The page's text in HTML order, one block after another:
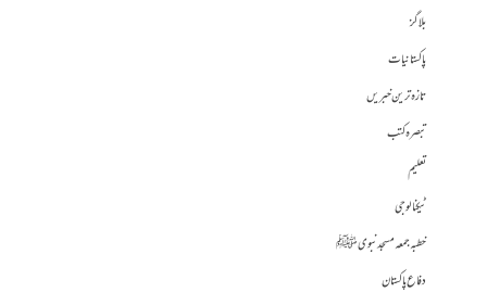
بلاگز
پاکستانیات
تازہ ترین خبریں
تبصرہ کتب
تعلیم
ٹیکنالوجی
خطبہ جمعہ مسجد نبوی ﷺ
دفاع پاکستان